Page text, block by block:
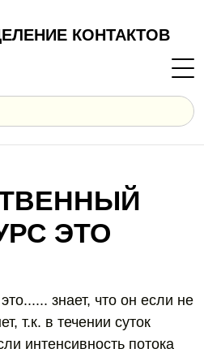
КОНТАКТОВ
ЭТО
знает, что он если не
т.к. в течении суток
интенсивность потока